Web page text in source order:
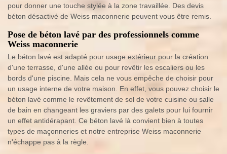
pour donner une touche stylée à la zone travaillée. Des devis
béton désactivé de Weiss maconnerie peuvent vous être remis.
Pose de béton lavé par des professionnels comme
Weiss maconnerie
Le béton lavé est adapté pour usage extérieur pour la création
d'une terrasse, d'une allée ou pour revêtir les escaliers ou les
bords d'une piscine. Mais cela ne vous empêche de choisir pour
un usage interne de votre maison. En effet, vous pouvez choisir le
béton lavé comme le revêtement de sol de votre cuisine ou salle
de bain en changeant les graviers par des galets pour lui fournir
un effet antidérapant. Ce béton lavé là convient bien à toutes
types de maçonneries et notre entreprise Weiss maconnerie
n'échappe pas à la règle.